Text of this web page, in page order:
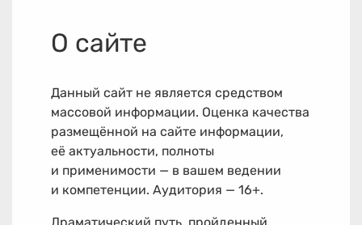
О сайте
Данный сайт не является средством
массовой информации. Оценка качества
размещённой на сайте информации,
её актуальности, полноты
и применимости — в вашем ведении
и компетенции. Аудитория — 16+.